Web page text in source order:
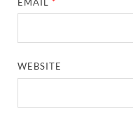
WEBSITE